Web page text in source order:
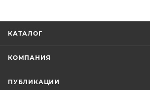
КАТАЛОГ
КОМПАНИЯ
ПУБЛИКАЦИИ